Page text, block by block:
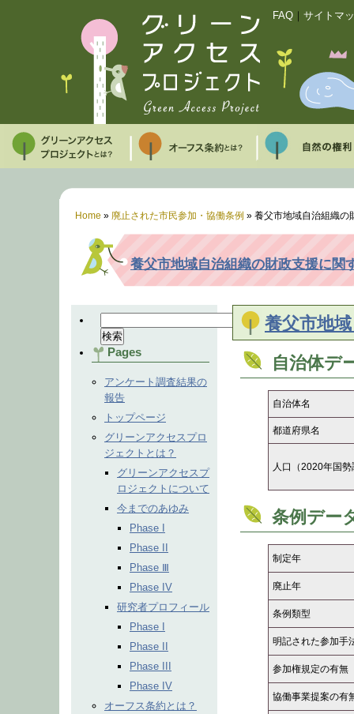
FAQ サイトマ
Home » 廃止された市民参加・協働条例 » 養父市地域自治組織の
養父市地域自治組織の財政支援に関
Pages
アンケート調査結果の
報告
トップページ
グリーンアクセスプロ
ジェクトとは？
グリーンアクセスプ
ロジェクトについて
今までのあゆみ
Phase I
Phase II
Phase Ⅲ
Phase IV
研究者プロフィール
Phase I
Phase II
Phase III
Phase IV
オーフス条約とは？
養父市地
自治体デ
自治体名
都道府県名
人口（2020年国勢
条例デー
制定年
廃止年
条例類型
明記された参加手
参加権規定の有無
協働事業提案の有